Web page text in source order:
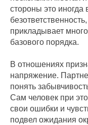
стороны это иногда
прикладывает
базового порядка.
В отношениях
напряжение.
понять
Сам человек при
свои ошибки и
подвел ожидания